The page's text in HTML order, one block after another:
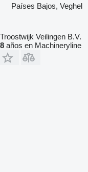
Países Bajos, Veghel
Troostwijk Veilingen B.V.
8 años en Machineryline